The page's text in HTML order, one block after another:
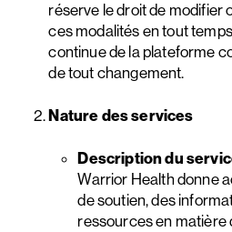
réserve le droit de modifier
ces modalités en tout
continue de la plateforme
de tout changement.
Nature des services
Description du
Warrior Health donne
de soutien, des
ressources en matière